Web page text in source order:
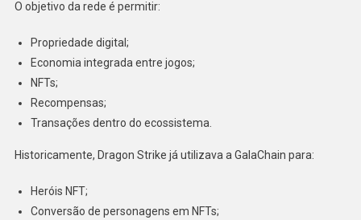
O objetivo da rede é permitir:
Propriedade digital;
Economia integrada entre jogos;
NFTs;
Recompensas;
Transações dentro do ecossistema.
Historicamente, Dragon Strike já utilizava a GalaChain para:
Heróis NFT;
Conversão de personagens em NFTs;